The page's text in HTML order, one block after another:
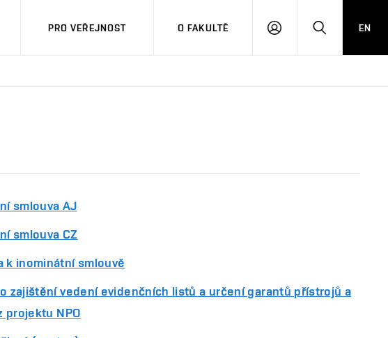
PRO VEŘEJNOST O FAKULTĚ
PŘIHLÁSITHLEDAT
EN
smlouva AJ
smlouva CZ
k inominátní smlouvě
zajištění vedení evidenčních listů a určení garantů přístrojů a
projektu NPO